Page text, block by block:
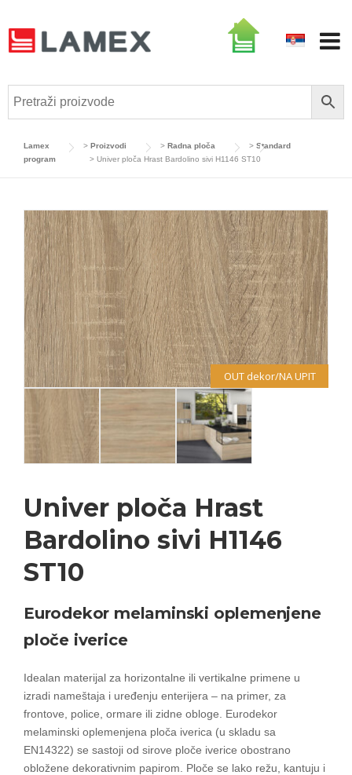
to
content
Lamex > Proizvodi > Radna ploča > Standard
program
> Univer ploča Hrast Bardolino sivi H1146 ST10
OUT dekor/NA UPIT
Univer ploča Hrast
Bardolino sivi H1146
ST10
Eurodekor melaminski oplemenjene
ploče iverice
Idealan materijal za horizontalne ili vertikalne primene u
izradi nameštaja i uređenju enterijera – na primer, za
frontove, police, ormare ili zidne obloge. Eurodekor
melaminski oplemenjena ploča iverica (u skladu sa
EN14322) se sastoji od sirove ploče iverice obostrano
obložene dekorativnim papirom. Ploče se lako režu, kantuju i